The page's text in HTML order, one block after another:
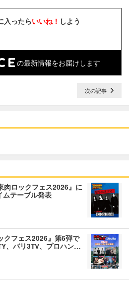
入ったらいいね！ しよう
の最新情報をお届けします
次の記事
肉ロックフェス2026』に
テーブル発表
クフェス2026』第6弾で
、バリ3TV、プロハン…